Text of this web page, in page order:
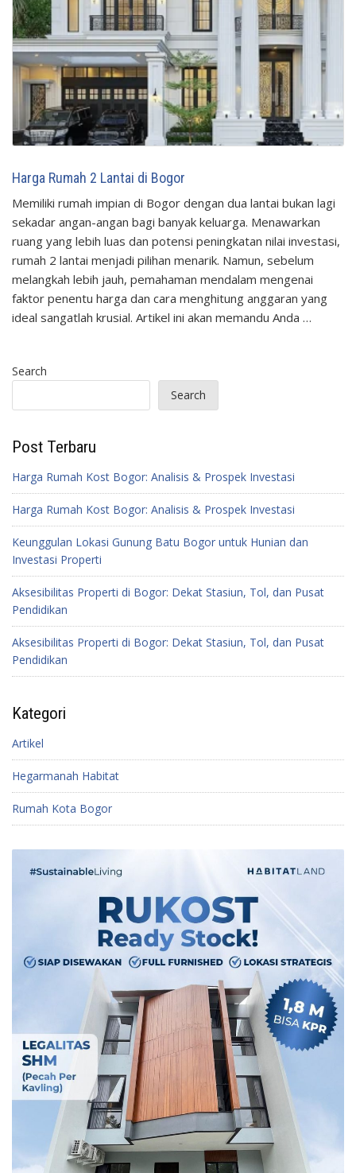
Harga Rumah 2 Lantai di Bogor
Memiliki rumah impian di Bogor dengan dua lantai bukan lagi
sekadar angan-angan bagi banyak keluarga. Menawarkan
ruang yang lebih luas dan potensi peningkatan nilai investasi,
rumah 2 lantai menjadi pilihan menarik. Namun, sebelum
melangkah lebih jauh, pemahaman mendalam mengenai
faktor penentu harga dan cara menghitung anggaran yang
ideal sangatlah krusial. Artikel ini akan memandu Anda …
Search
Search
Post Terbaru
Harga Rumah Kost Bogor: Analisis & Prospek Investasi
Harga Rumah Kost Bogor: Analisis & Prospek Investasi
Keunggulan Lokasi Gunung Batu Bogor untuk Hunian dan
Investasi Properti
Aksesibilitas Properti di Bogor: Dekat Stasiun, Tol, dan Pusat
Pendidikan
Aksesibilitas Properti di Bogor: Dekat Stasiun, Tol, dan Pusat
Pendidikan
Kategori
Artikel
Hegarmanah Habitat
Rumah Kota Bogor